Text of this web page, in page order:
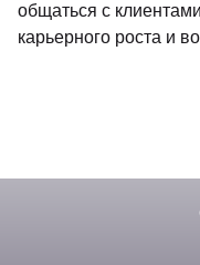
общаться с
карьерного роста и